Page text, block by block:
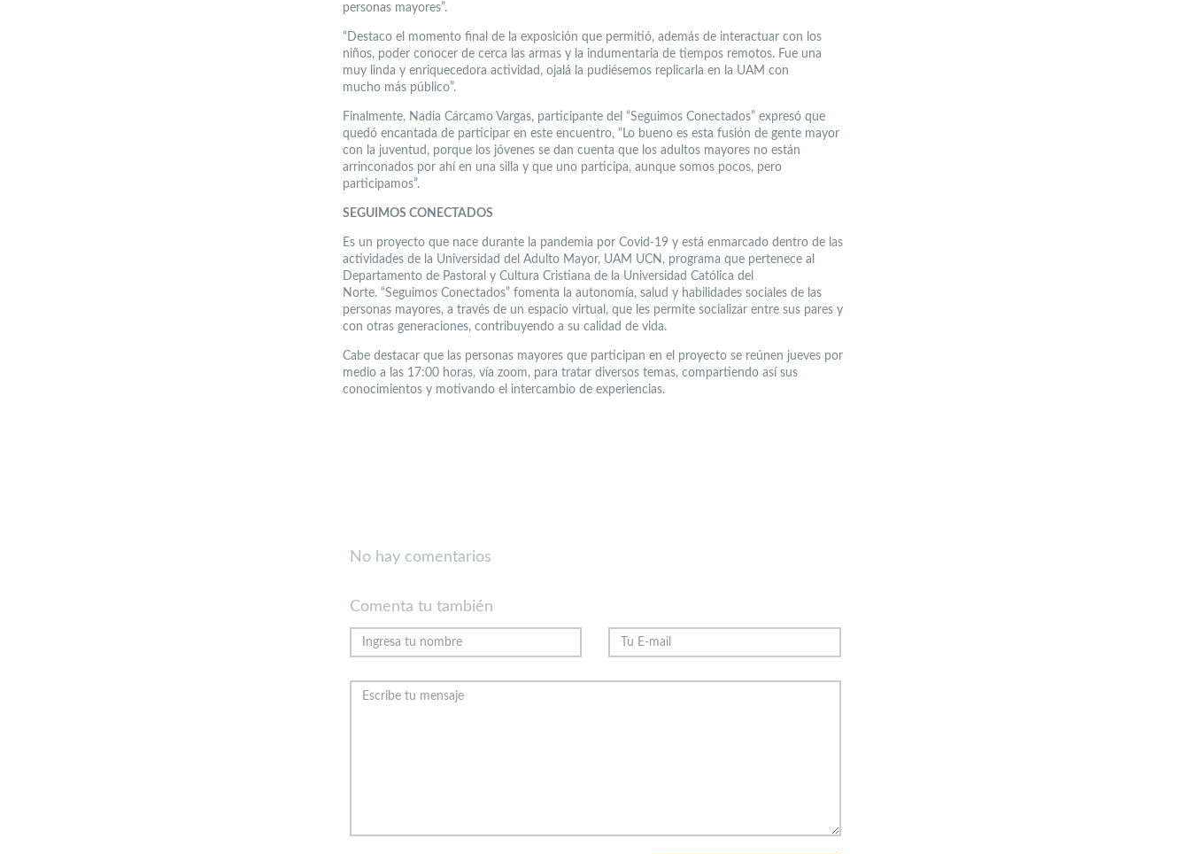
personas mayores”.
“Destaco el momento final de la exposición que permitió, además de interactuar con los
niños, poder conocer de cerca las armas y la indumentaria de tiempos remotos. Fue una
muy linda y enriquecedora actividad, ojalá la pudiésemos replicarla en la UAM con
mucho más público”.
Finalmente, Nadia Cárcamo Vargas, participante del “Seguimos Conectados” expresó que
quedó encantada de participar en este encuentro, “Lo bueno es esta fusión de gente mayor
con la juventud, porque los jóvenes se dan cuenta que los adultos mayores no están
arrinconados por ahí en una silla y que uno participa, aunque somos pocos, pero
participamos”.
SEGUIMOS CONECTADOS
Es un proyecto que nace durante la pandemia por Covid-19 y está enmarcado dentro de las
actividades de la Universidad del Adulto Mayor, UAM UCN, programa que pertenece al
Departamento de Pastoral y Cultura Cristiana de la Universidad Católica del
Norte. “Seguimos Conectados” fomenta la autonomía, salud y habilidades sociales de las
personas mayores, a través de un espacio virtual, que les permite socializar entre sus pares y
con otras generaciones, contribuyendo a su calidad de vida.
Cabe destacar que las personas mayores que participan en el proyecto se reúnen jueves por
medio a las 17:00 horas, vía zoom, para tratar diversos temas, compartiendo así sus
conocimientos y motivando el intercambio de experiencias.
No hay comentarios
Comenta tu también